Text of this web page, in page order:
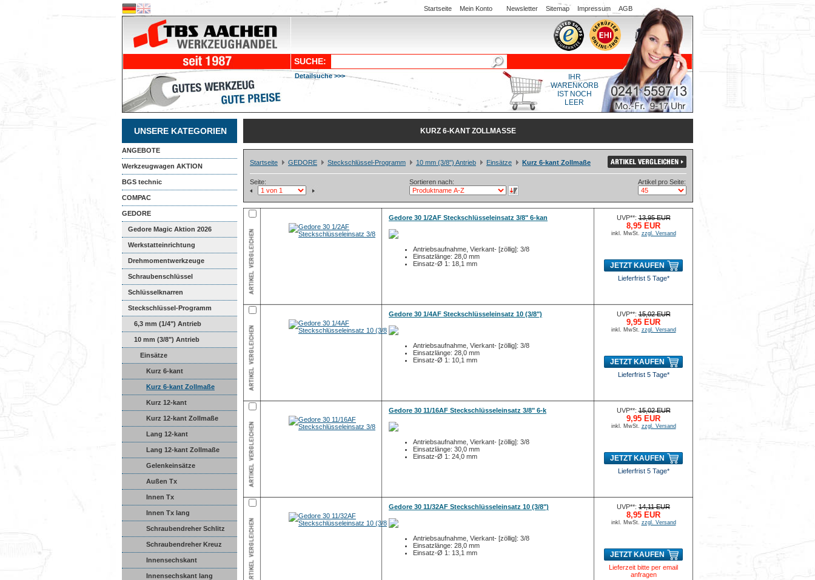
Startseite Mein Konto Newsletter Sitemap Impressum AGB
SUCHE:
Detailsuche >>>
IHR
WARENKORB
IST NOCH
LEER
UNSERE KATEGORIEN
ANGEBOTE
Werkzeugwagen AKTION
BGS technic
COMPAC
GEDORE
Gedore Magic Aktion 2026
Werkstatteinrichtung
Drehmomentwerkzeuge
Schraubenschlüssel
Schlüsselknarren
Steckschlüssel-Programm
6,3 mm (1/4") Antrieb
10 mm (3/8") Antrieb
Einsätze
Kurz 6-kant
Kurz 6-kant Zollmaße
Kurz 12-kant
Kurz 12-kant Zollmaße
Lang 12-kant
Lang 12-kant Zollmaße
Gelenkeinsätze
Außen Tx
Innen Tx
Innen Tx lang
Schraubendreher Schlitz
Schraubendreher Kreuz
Innensechskant
Innensechskant lang
KURZ 6-KANT ZOLLMASSE
Startseite GEDORE Steckschlüssel-Programm 10 mm (3/8") Antrieb Einsätze Kurz 6-kant Zollmaße
Seite: Sortieren nach: Artikel pro Seite:
Gedore 30 1/2AF Steckschlüsseleinsatz 3/8" 6-kan
Antriebsaufnahme, Vierkant- [zöllig]: 3/8
Einsatzlänge: 28,0 mm
Einsatz-Ø 1: 18,1 mm
UVP**:13,95 EUR
8,95 EUR
inkl. MwSt. zzgl. Versand
JETZT KAUFEN
Lieferfrist 5 Tage*
Gedore 30 1/4AF Steckschlüsseleinsatz 10 (3/8")
Antriebsaufnahme, Vierkant- [zöllig]: 3/8
Einsatzlänge: 28,0 mm
Einsatz-Ø 1: 10,1 mm
UVP**:15,02 EUR
9,95 EUR
inkl. MwSt. zzgl. Versand
JETZT KAUFEN
Lieferfrist 5 Tage*
Gedore 30 11/16AF Steckschlüsseleinsatz 3/8" 6-k
Antriebsaufnahme, Vierkant- [zöllig]: 3/8
Einsatzlänge: 30,0 mm
Einsatz-Ø 1: 24,0 mm
UVP**:15,02 EUR
9,95 EUR
inkl. MwSt. zzgl. Versand
JETZT KAUFEN
Lieferfrist 5 Tage*
Gedore 30 11/32AF Steckschlüsseleinsatz 10 (3/8")
Antriebsaufnahme, Vierkant- [zöllig]: 3/8
Einsatzlänge: 28,0 mm
Einsatz-Ø 1: 13,1 mm
UVP**: 14,11 EUR
8,95 EUR
inkl. MwSt. zzgl. Versand
JETZT KAUFEN
Lieferzeit bitte per email
anfragen